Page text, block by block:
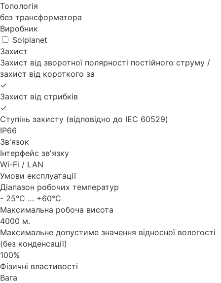
Топологія
без трансформатора
Виробник
Solplanet
Захист
Захист від зворотної полярності постійного струму /
захист від короткого за
✓
Захист від стрибків
✓
Ступінь захисту (відповідно до IEC 60529)
IP66
Зв'язок
Інтерфейс зв'язку
Wi-Fi / LAN
Умови експлуатації
Діапазон робочих температур
- 25°C … +60°C
Максимальна робоча висота
4000 м.
Максимальне допустиме значення відносної вологості
(без конденсації)
100%
Фізичні властивості
Вага